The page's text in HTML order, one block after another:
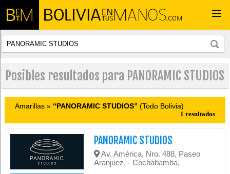
Posibles resultados para PANORAMIC STUDIOS
Amarillas » “PANORAMIC STUDIOS” (Todo Bolivia)
1 resultados
PANORAMIC STUDIOS
Av. América, Nro. 488, Paseo
Aranjuez. - Cochabamba,